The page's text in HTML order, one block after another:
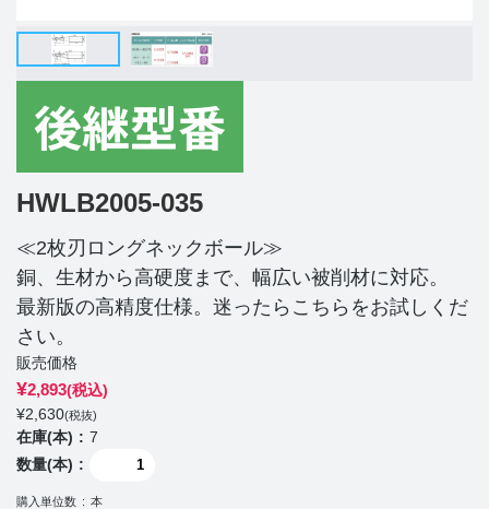
HWLB2005-035
≪2枚刃ロングネックボール≫
銅、生材から高硬度まで、幅広い被削材に対応。
最新版の高精度仕様。迷ったらこちらをお試しくだ
さい。
販売価格
¥2,893(税込)
¥2,630(税抜)
在庫(本)
7
数量(本)
購入単位数 本